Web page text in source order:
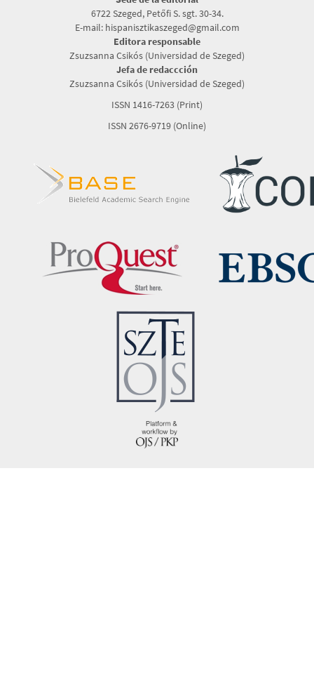
6722 Szeged, Petőfi S. sgt. 30-34.
E-mail: hispanisztikaszeged@gmail.com
Editora responsable
Zsuzsanna Csikós (Universidad de Szeged)
Jefa de redaccción
Zsuzsanna Csikós (Universidad de Szeged)
ISSN 1416-7263 (Print)
ISSN 2676-9719 (Online)